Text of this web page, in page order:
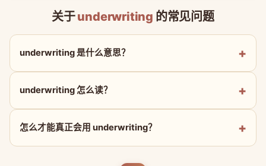
关于underwriting 的常见问题
underwriting 是什么意思？
underwriting 怎么读？
怎么才能真正会用 underwriting？